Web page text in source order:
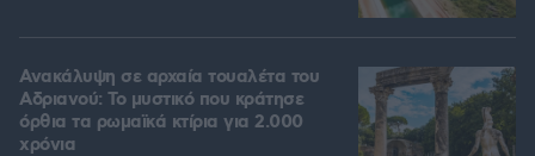
Ανακάλυψη σε αρχαία τουαλέτα του
Αδριανού: Το μυστικό που κράτησε
όρθια τα ρωμαϊκά κτίρια για 2.000
χρόνια